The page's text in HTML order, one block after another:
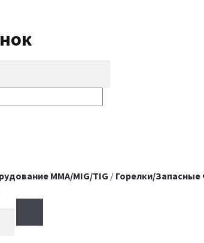
MMA/MIG/TIG / Горелки/Запасные